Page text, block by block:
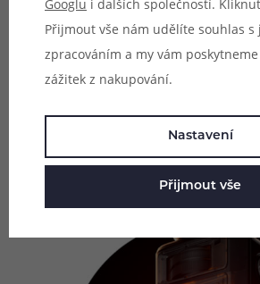
kapacitě 4400 mAh. Díky této obrovské
intenzivnější používání ve všech
vhodná také pro vzdušné DL a
Googlu i dalších společností.
Přijmout vše nám udělíte souhlas s
zpracováním a my vám
zážitek z nakupování.
Nastavení
Přijmout vše